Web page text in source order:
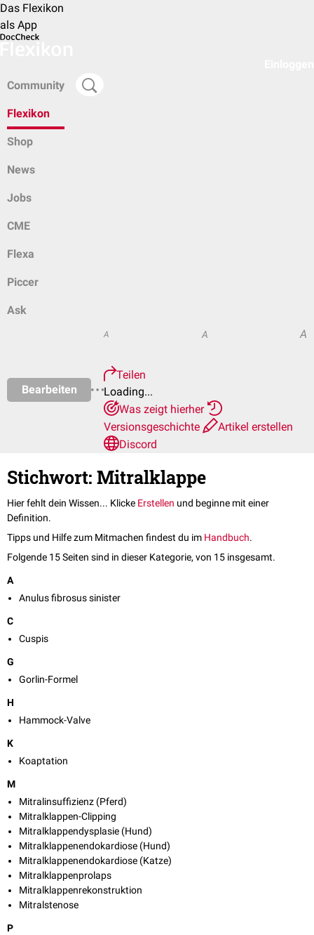
Das Flexikon
als App
Community
Flexikon
Shop
News
Jobs
CME
Flexa
Piccer
Ask
Bearbeiten
A A A
Teilen
Loading...
Was zeigt hierher
Versionsgeschichte
Artikel erstellen
Discord
Stichwort: Mitralklappe
Hier fehlt dein Wissen... Klicke Erstellen und beginne mit einer
Definition.
Tipps und Hilfe zum Mitmachen findest du im Handbuch.
Folgende 15 Seiten sind in dieser Kategorie, von 15 insgesamt.
A
Anulus fibrosus sinister
C
Cuspis
G
Gorlin-Formel
H
Hammock-Valve
K
Koaptation
M
Mitralinsuffizienz (Pferd)
Mitralklappen-Clipping
Mitralklappendysplasie (Hund)
Mitralklappenendokardiose (Hund)
Mitralklappenendokardiose (Katze)
Mitralklappenprolaps
Mitralklappenrekonstruktion
Mitralstenose
P